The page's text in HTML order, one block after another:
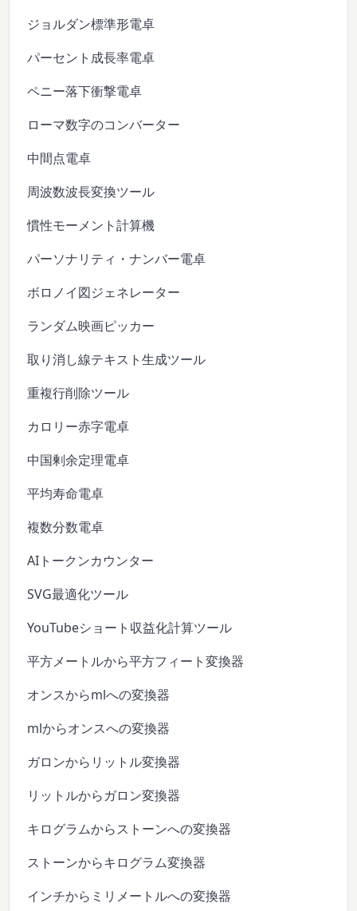
ジョルダン標準形電卓
パーセント成長率電卓
ペニー落下衝撃電卓
ローマ数字のコンバーター
中間点電卓
周波数波長変換ツール
慣性モーメント計算機
パーソナリティ・ナンバー電卓
ボロノイ図ジェネレーター
ランダム映画ピッカー
取り消し線テキスト生成ツール
重複行削除ツール
カロリー赤字電卓
中国剰余定理電卓
平均寿命電卓
複数分数電卓
AIトークンカウンター
SVG最適化ツール
YouTubeショート収益化計算ツール
平方メートルから平方フィート変換器
オンスからmlへの変換器
mlからオンスへの変換器
ガロンからリットル変換器
リットルからガロン変換器
キログラムからストーンへの変換器
ストーンからキログラム変換器
インチからミリメートルへの変換器